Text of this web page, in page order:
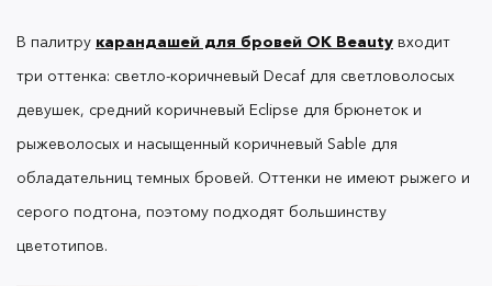
8. Хайлайтер неудобно
выдавливать, вообще не капает!
В палитру карандашей для бровей OK Beauty входит
три оттенка: светло-коричневый Decaf для светловолосых
девушек, средний коричневый Eclipse для брюнеток и
рыжеволосых и насыщенный коричневый Sable для
обладательниц темных бровей. Оттенки не имеют рыжего и
серого подтона, поэтому подходят большинству
цветотипов.